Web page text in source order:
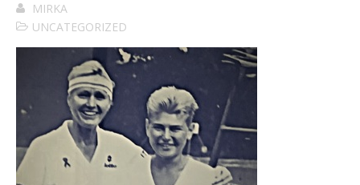
Mirka Melicherová
Mobil: (+420)
MIRKA
UNCATEGORIZED